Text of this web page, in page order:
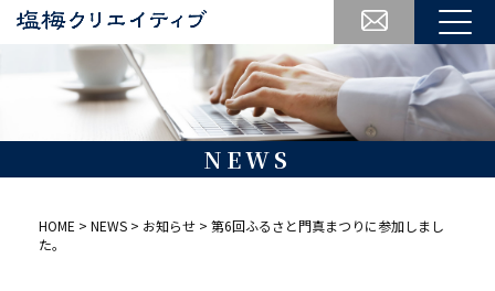
NEWS
HOME > NEWS > お知らせ > 第6回ふるさと門真まつりに参加しまし
た。